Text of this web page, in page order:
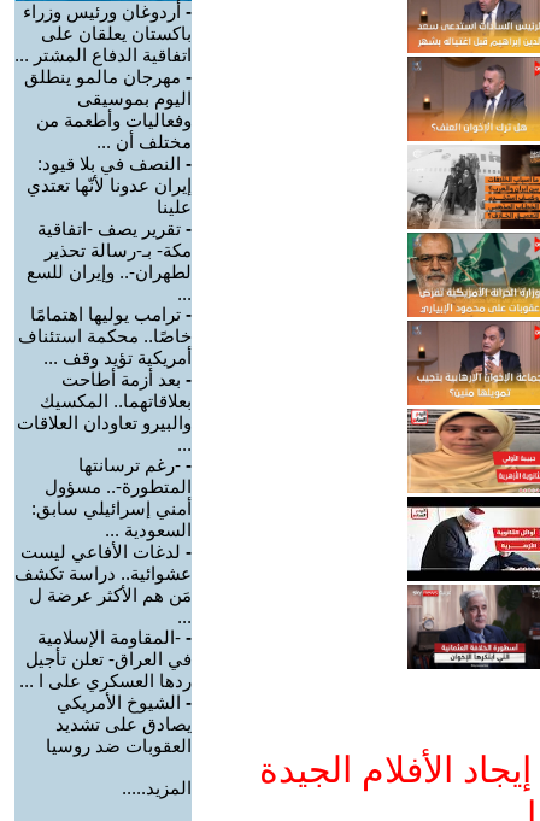
الأفلام الجيدة
- أردوغان ورئيس وزراء
باكستان يعلقان على
اتفاقية الدفاع المشتر ...
- مهرجان مالمو ينطلق
اليوم بموسيقى
وفعاليات وأطعمة من
مختلف أن ...
- النصف في بلا قيود:
إيران عدونا لأنّها تعتدي
علينا
- تقرير يصف -اتفاقية
مكة- بـ-رسالة تحذير
لطهران-.. وإيران للسع
...
- ترامب يوليها اهتمامًا
خاصًا.. محكمة استئناف
أمريكية تؤيد وقف ...
- بعد أزمة أطاحت
بعلاقاتهما.. المكسيك
والبيرو تعاودان العلاقات
...
- -رغم ترسانتها
المتطورة-.. مسؤول
أمني إسرائيلي سابق:
السعودية ...
- لدغات الأفاعي ليست
عشوائية.. دراسة تكشف
مَن هم الأكثر عرضة ل
...
- -المقاومة الإسلامية
في العراق- تعلن تأجيل
ردها العسكري على ا ...
- الشيوخ الأمريكي
يصادق على تشديد
العقوبات ضد روسيا
المزيد.....